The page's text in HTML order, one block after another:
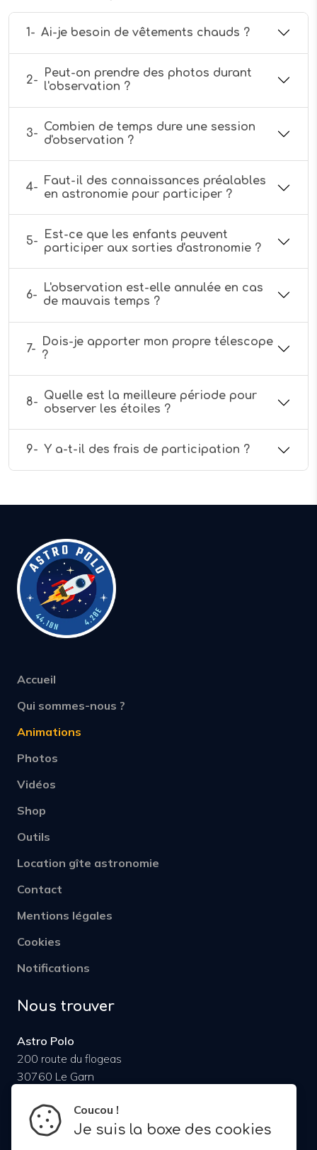
1- Ai-je besoin de vêtements chauds ?
2-
Peut-on prendre des photos durant
l'observation ?
3-
Combien de temps dure une session
d'observation ?
4-
Faut-il des connaissances préalables
en astronomie pour participer ?
5-
Est-ce que les enfants peuvent
participer aux sorties d'astronomie ?
6-
L'observation est-elle annulée en cas
de mauvais temps ?
7-
Dois-je apporter mon propre télescope
?
8-
Quelle est la meilleure période pour
observer les étoiles ?
9- Y a-t-il des frais de participation ?
Coucou !
Je suis la boxe des cookies
Accueil
Qui sommes-nous ?
Animations
Photos
Vidéos
Shop
Outils
Location gîte astronomie
Contact
Mentions légales
Cookies
Notifications
Nous trouver
Astro Polo
200 route du flogeas
30760 Le Garn
Email :contact@astro-polo.com